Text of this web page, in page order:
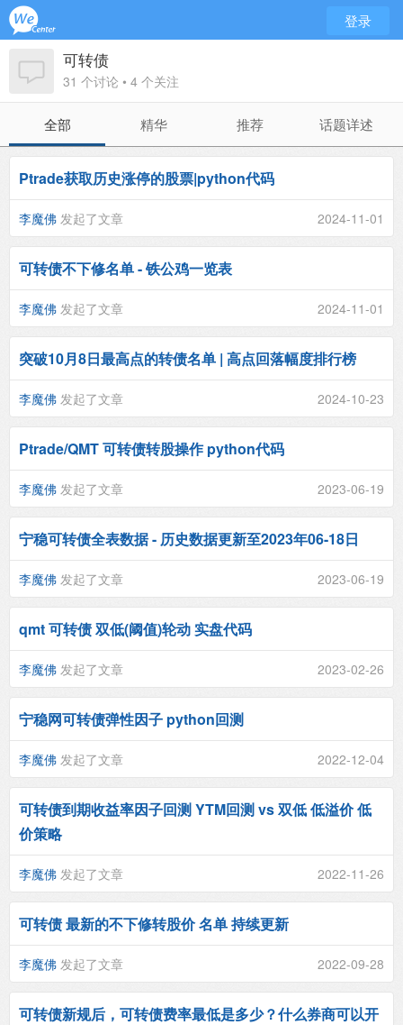
登录
可转债
31 个讨论 • 4 个关注
全部 精华 推荐 话题详述
Ptrade获取历史涨停的股票|python代码
李魔佛 发起了文章 2024-11-01
可转债不下修名单 - 铁公鸡一览表
李魔佛 发起了文章 2024-11-01
突破10月8日最高点的转债名单 | 高点回落幅度排行榜
李魔佛 发起了文章 2024-10-23
Ptrade/QMT 可转债转股操作 python代码
李魔佛 发起了文章 2023-06-19
宁稳可转债全表数据 - 历史数据更新至2023年06-18日
李魔佛 发起了文章 2023-06-19
qmt 可转债 双低(阈值)轮动 实盘代码
李魔佛 发起了文章 2023-02-26
宁稳网可转债弹性因子 python回测
李魔佛 发起了文章 2022-12-04
可转债到期收益率因子回测 YTM回测 vs 双低 低溢价 低
价策略
李魔佛 发起了文章 2022-11-26
可转债 最新的不下修转股价 名单 持续更新
李魔佛 发起了文章 2022-09-28
可转债新规后，可转债费率最低是多少？什么券商可以开